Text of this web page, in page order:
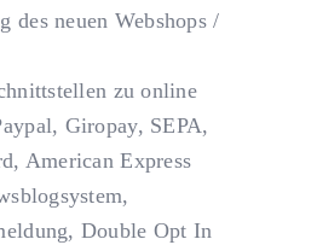
des neuen Webshops /
zu online
Giropay, SEPA,
American Express
Double Opt In